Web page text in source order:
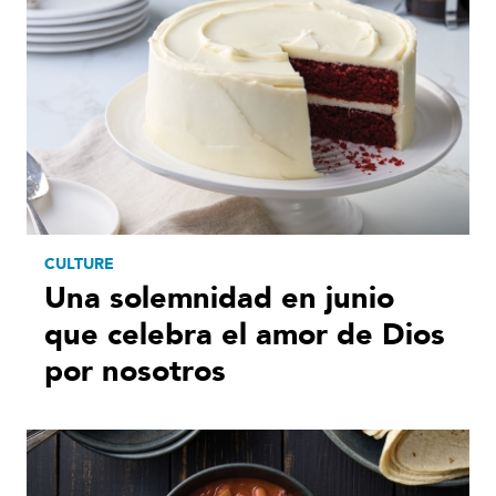
CULTURE
Una solemnidad en junio
que celebra el amor de Dios
por nosotros